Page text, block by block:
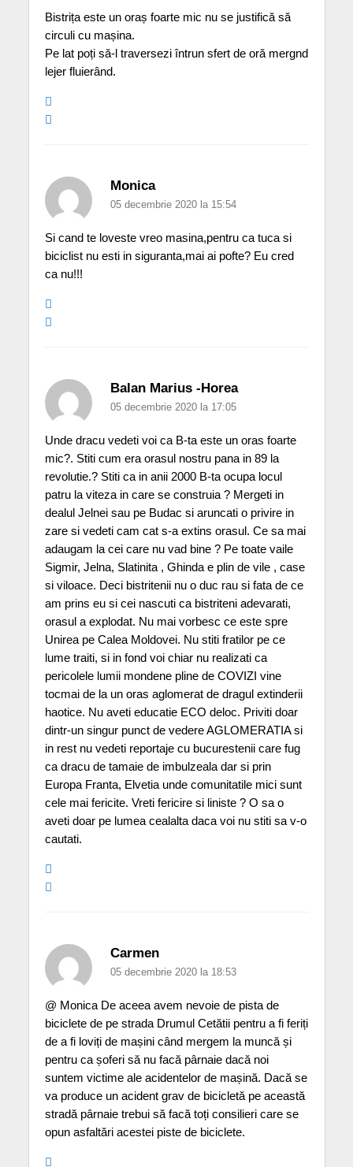
Bistrița este un oraș foarte mic nu se justifică să
circuli cu mașina.
Pe lat poți să-l traversezi întrun sfert de oră mergnd
lejer fluierând.
Monica
05 decembrie 2020 la 15:54
Si cand te loveste vreo masina,pentru ca tuca si
biciclist nu esti in siguranta,mai ai pofte? Eu cred
ca nu!!!
Balan Marius -Horea
05 decembrie 2020 la 17:05
Unde dracu vedeti voi ca B-ta este un oras foarte
mic?. Stiti cum era orasul nostru pana in 89 la
revolutie.? Stiti ca in anii 2000 B-ta ocupa locul
patru la viteza in care se construia ? Mergeti in
dealul Jelnei sau pe Budac si aruncati o privire in
zare si vedeti cam cat s-a extins orasul. Ce sa mai
adaugam la cei care nu vad bine ? Pe toate vaile
Sigmir, Jelna, Slatinita , Ghinda e plin de vile , case
si viloace. Deci bistritenii nu o duc rau si fata de ce
am prins eu si cei nascuti ca bistriteni adevarati,
orasul a explodat. Nu mai vorbesc ce este spre
Unirea pe Calea Moldovei. Nu stiti fratilor pe ce
lume traiti, si in fond voi chiar nu realizati ca
pericolele lumii mondene pline de COVIZI vine
tocmai de la un oras aglomerat de dragul extinderii
haotice. Nu aveti educatie ECO deloc. Priviti doar
dintr-un singur punct de vedere AGLOMERATIA si
in rest nu vedeti reportaje cu bucurestenii care fug
ca dracu de tamaie de imbulzeala dar si prin
Europa Franta, Elvetia unde comunitatile mici sunt
cele mai fericite. Vreti fericire si liniste ? O sa o
aveti doar pe lumea cealalta daca voi nu stiti sa v-o
cautati.
Carmen
05 decembrie 2020 la 18:53
@ Monica De aceea avem nevoie de pista de
biciclete de pe strada Drumul Cetătii pentru a fi feriți
de a fi loviți de mașini când mergem la muncă și
pentru ca șoferi să nu facă pârnaie dacă noi
suntem victime ale acidentelor de mașină. Dacă se
va produce un acident grav de bicicletă pe această
stradă pârnaie trebui să facă toți consilieri care se
opun asfaltări acestei piste de biciclete.